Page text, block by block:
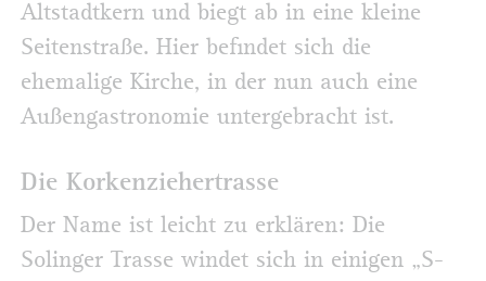
Altstadtkern und biegt ab in eine kleine
Seitenstraße. Hier befindet sich die
ehemalige Kirche, in der nun auch eine
Außengastronomie untergebracht ist.
Die Korkenziehertrasse
Der Name ist leicht zu erklären: Die
Solinger Trasse windet sich in einigen „S-